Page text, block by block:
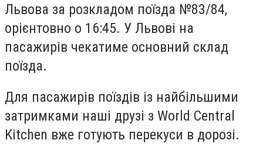
Львова за розкладом поїзда №83/84,
орієнтовно о 16:45. У Львові на
пасажирів чекатиме основний склад
поїзда.
Для пасажирів поїздів із найбільшими
затримками наші друзі з World Central
Kitchen вже готують перекуси в дорозі.